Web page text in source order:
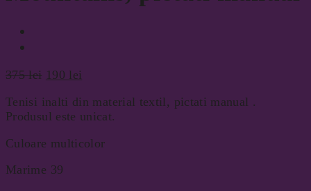
375lei Prețul
a
fost:
190 lei
este:
190 lei.
Tenisi inalti din material textil, pictati manual .
Produsul este unicat.
Culoare multicolor
Marime 39